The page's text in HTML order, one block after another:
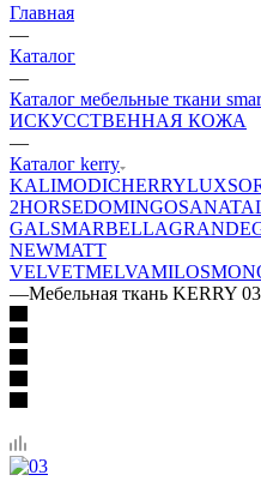
Главная
—
Каталог
—
Каталог мебельные ткани
ИСКУССТВЕННАЯ КОЖА
—
Каталог kerry
KALIMODICHERRY
2HORSEDOMINGOSANATA
GALSMARBELLAGRANDE
NEWMATT
VELVETMELVAMILOS
—Мебельная ткань KERRY 03